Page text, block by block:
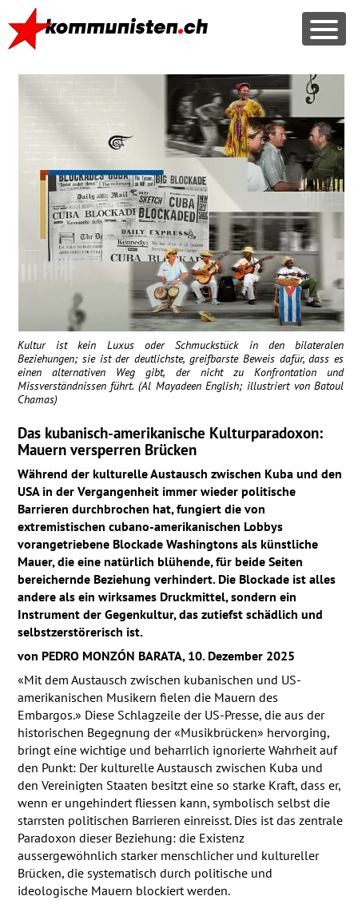
Kultur ist kein Luxus oder Schmuckstück in den bilateralen
Beziehungen; sie ist der deutlichste, greifbarste Beweis dafür, dass es
einen alternativen Weg gibt, der nicht zu Konfrontation und
Missverständnissen führt. (Al Mayadeen English; illustriert von Batoul
Chamas)
Das kubanisch-amerikanische Kulturparadoxon:
Mauern versperren Brücken
Während der kulturelle Austausch zwischen Kuba und den
USAin der Vergangenheit immer wieder politische
Barrieren durchbrochen hat, fungiert die von
extremistischen cubano-amerikanischen Lobbys
vorangetriebene Blockade Washingtons als künstliche
Mauer, die eine natürlich blühende, für beide Seiten
bereichernde Beziehung verhindert. Die Blockade ist alles
andere als ein wirksames Druckmittel, sondern ein
Instrument der Gegenkultur, das zutiefst schädlich und
selbstzerstörerisch ist.
von PEDRO MONZÓN BARATA, 10. Dezember 2025
«Mit dem Austausch zwischen kubanischen und US-
amerikanischen Musikern fielen die Mauern des
Embargos.» Diese Schlagzeile der US-Presse, die aus der
historischen Begegnung der «Musikbrücken» hervorging,
bringt eine wichtige und beharrlich ignorierte Wahrheit auf
den Punkt: Der kulturelle Austausch zwischen Kuba und
den Vereinigten Staaten besitzt eine so starke Kraft, dass er,
wenn er ungehindert fliessen kann, symbolisch selbst die
starrsten politischen Barrieren einreisst. Dies ist das zentrale
Paradoxon dieser Beziehung: die Existenz
aussergewöhnlich starker menschlicher und kultureller
Brücken, die systematisch durch politische und
ideologische Mauern blockiert werden.